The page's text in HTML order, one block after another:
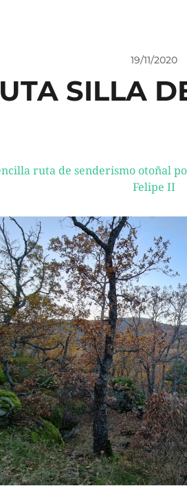
19/11/2020
SILLA
ruta de senderismo otoñal
Felipe II